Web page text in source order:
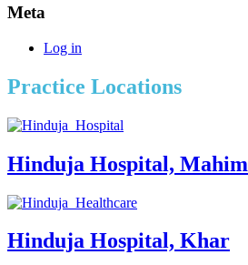
Meta
Log in
Practice Locations
Hinduja Hospital, Mahim
Hinduja Hospital, Khar